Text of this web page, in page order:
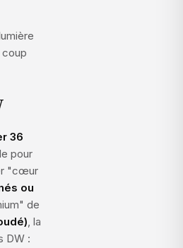
36
pour
"cœur
ou
de
, la
DW :